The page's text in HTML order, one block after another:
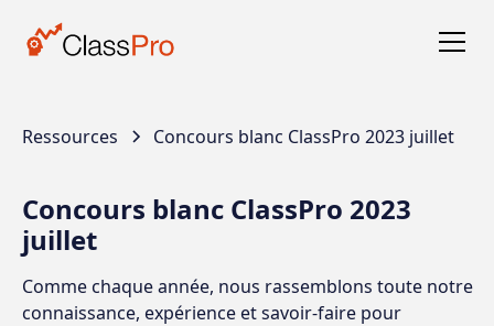
Ressources Concours blanc ClassPro 2023 juillet
Concours blanc ClassPro 2023
juillet
Comme chaque année, nous rassemblons toute notre
connaissance, expérience et savoir-faire pour